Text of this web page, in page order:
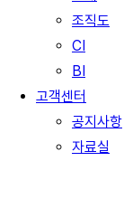
조직도
CI
BI
고객센터
공지사항
자료실